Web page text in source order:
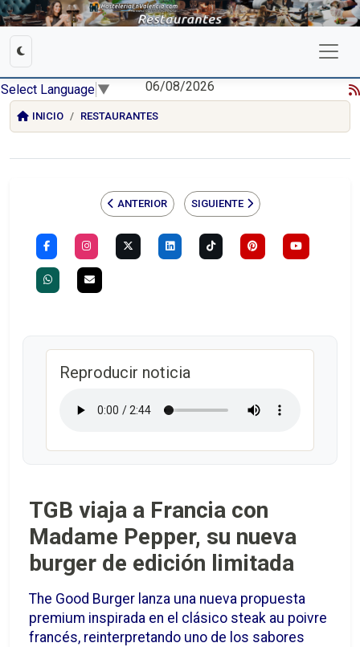
Select Language ▼ 06/08/2026
INICIO RESTAURANTES
ANTERIOR SIGUIENTE
Reproducir noticia
TGB viaja a Francia con
Madame Pepper, su nueva
burger de edición limitada
The Good Burger lanza una nueva propuesta
premium inspirada en el clásico steak au poivre
francés, reinterpretando uno de los sabores